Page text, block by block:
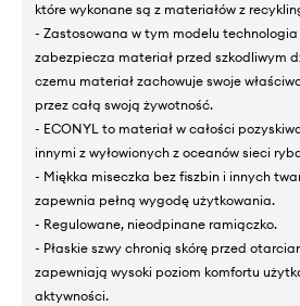
które wykonane są z materiałów z
- Zastosowana w tym modelu technologia
zabezpiecza materiał przed szkodliwym
czemu materiał zachowuje swoje
przez całą swoją żywotność.
- ECONYL to materiał w całości
innymi z wyłowionych z oceanów sieci
- Miękka miseczka bez fiszbin i innych
zapewnia pełną wygodę użytkowania.
- Regulowane, nieodpinane ramiączko.
- Płaskie szwy chronią skórę przed
zapewniają wysoki poziom komfortu
aktywności.